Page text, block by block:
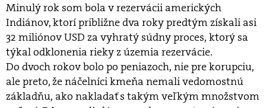
Minulý rok som bola v rezervácii amerických
Indiánov, ktorí približne dva roky predtým získali asi
32 miliónov USD za vyhratý súdny proces, ktorý sa
týkal odklonenia rieky z územia rezervácie.
Do dvoch rokov bolo po peniazoch, nie pre korupciu,
ale preto, že náčelníci kmeňa nemali vedomostnú
základňu, ako nakladať s takým veľkým množstvom